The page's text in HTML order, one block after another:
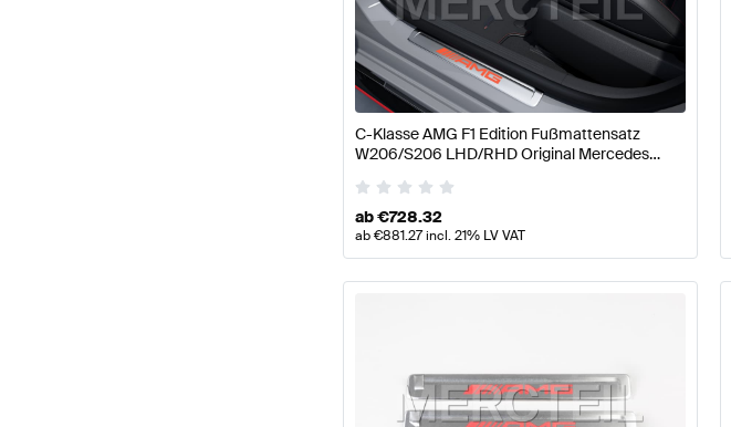
C-Klasse AMG F1 Edition Fußmattensatz
W206/S206 LHD/RHD Original Mercedes
ab€728.32
ab€881.27incl. 21% LV VAT